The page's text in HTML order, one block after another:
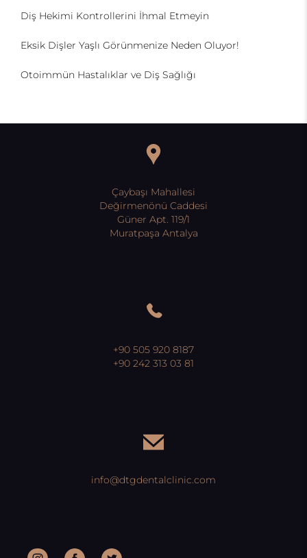
Diş Hekimi Kontrollerini İhmal Etmeyin
Eksik Dişler Yaşlı Görünmenize Neden Oluyor!
Otoimmün Hastalıklar ve Diş Sağlığı
Çaybaşı Mahallesi
Değirmenönü Caddesi
Güner Apt. 119/1
Muratpaşa Antalya
+90 505 920 8187
+90 242 313 03 81
info@dtgdentalclinic.com